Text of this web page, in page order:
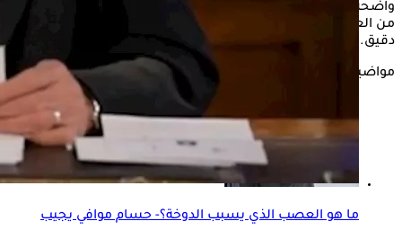
واضحة للبنكرياس، كما تتيح في بعض الحالات الحصول على عينة
من العضو لتحليلها معمليًا، ما يساعد في الوصول إلى تشخيص
دقيق.
مواضيع ذات صلة
ما هو العصب الذي يسبب الدوخة؟- حسام موافي يجيب